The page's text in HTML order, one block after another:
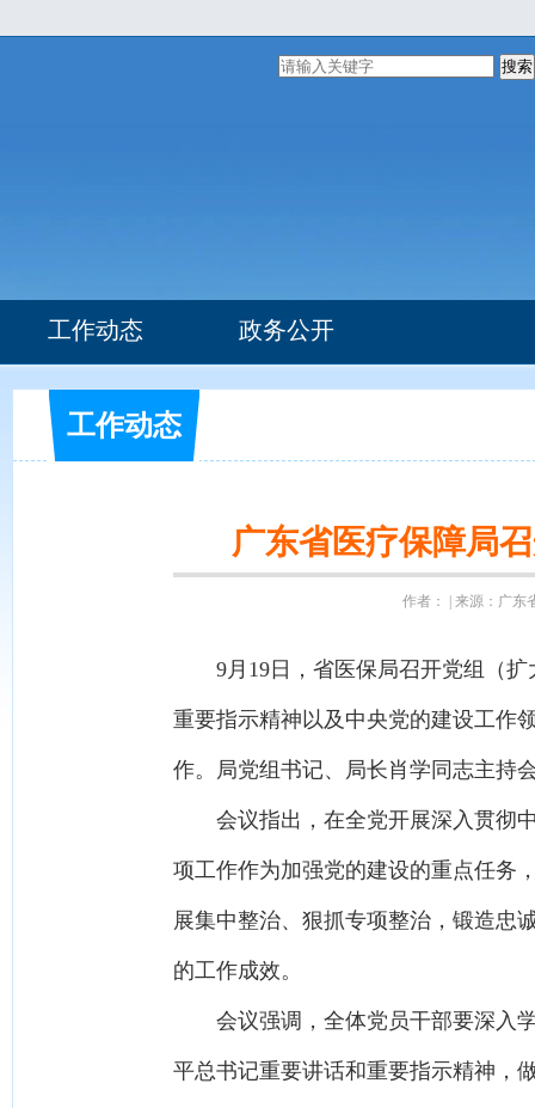
搜索
工作动态 政务公开
组织机构 部门文件
工作动态
广东省医疗保障局
作者： | 来源：广东
9月19日，省医保局召开党组（扩
重要指示精神以及中央党的建设工作
作。局党组书记、局长肖学同志主持
会议指出，在全党开展深入贯彻中
项工作作为加强党的建设的重点任务
展集中整治、狠抓专项整治，锻造忠
的工作成效。
会议强调，全体党员干部要深入学
平总书记重要讲话和重要指示精神，